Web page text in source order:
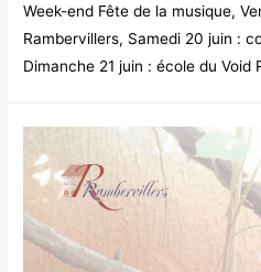
Week-end Fête de la musique,
Rambervillers, Samedi 20 juin :
Dimanche 21 juin : école du Void